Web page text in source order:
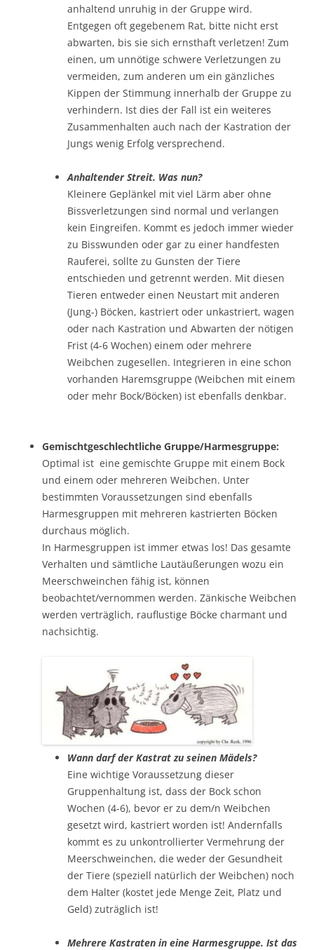
anhaltend unruhig in der Gruppe wird.
Entgegen oft gegebenem Rat, bitte nicht erst
abwarten, bis sie sich ernsthaft verletzen! Zum
einen, um unnötige schwere Verletzungen zu
vermeiden, zum anderen um ein gänzliches
Kippen der Stimmung innerhalb der Gruppe zu
verhindern. Ist dies der Fall ist ein weiteres
Zusammenhalten auch nach der Kastration der
Jungs wenig Erfolg versprechend.
Anhaltender Streit. Was nun?
Kleinere Geplänkel mit viel Lärm aber ohne
Bissverletzungen sind normal und verlangen
kein Eingreifen. Kommt es jedoch immer wieder
zu Bisswunden oder gar zu einer handfesten
Rauferei, sollte zu Gunsten der Tiere
entschieden und getrennt werden. Mit diesen
Tieren entweder einen Neustart mit anderen
(Jung-) Böcken, kastriert oder unkastriert, wagen
oder nach Kastration und Abwarten der nötigen
Frist (4-6 Wochen) einem oder mehrere
Weibchen zugesellen. Integrieren in eine schon
vorhanden Haremsgruppe (Weibchen mit einem
oder mehr Bock/Böcken) ist ebenfalls denkbar.
Gemischtgeschlechtliche Gruppe/Harmesgruppe:
Optimal ist eine gemischte Gruppe mit einem Bock
und einem oder mehreren Weibchen. Unter
bestimmten Voraussetzungen sind ebenfalls
Harmesgruppen mit mehreren kastrierten Böcken
durchaus möglich.
In Harmesgruppen ist immer etwas los! Das gesamte
Verhalten und sämtliche Lautäußerungen wozu ein
Meerschweinchen fähig ist, können
beobachtet/vernommen werden. Zänkische Weibchen
werden verträglich, rauflustige Böcke charmant und
nachsichtig.
Wann darf der Kastrat zu seinen Mädels?
Eine wichtige Voraussetzung dieser
Gruppenhaltung ist, dass der Bock schon
Wochen (4-6), bevor er zu dem/n Weibchen
gesetzt wird, kastriert worden ist! Andernfalls
kommt es zu unkontrollierter Vermehrung der
Meerschweinchen, die weder der Gesundheit
der Tiere (speziell natürlich der Weibchen) noch
dem Halter (kostet jede Menge Zeit, Platz und
Geld) zuträglich ist!
Mehrere Kastraten in eine Harmesgruppe. Ist das